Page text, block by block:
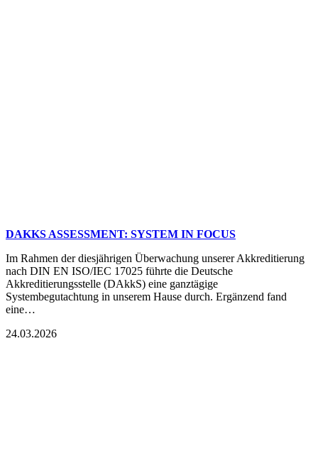
DAKKS ASSESSMENT: SYSTEM IN FOCUS
Im Rahmen der diesjährigen Überwachung unserer Akkreditierung
nach DIN EN ISO/IEC 17025 führte die Deutsche
Akkreditierungsstelle (DAkkS) eine ganztägige
Systembegutachtung in unserem Hause durch. Ergänzend fand
eine…
24.03.2026